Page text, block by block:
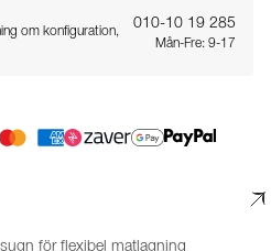
om konfiguration,
010-10 19 285
Mån-Fre: 9-17
för flexibel matlagning